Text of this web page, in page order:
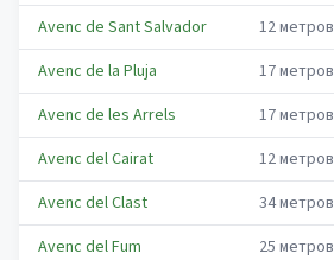
Avenc de Sant Salvador
12метров
Avenc de la Pluja
17метров
Avenc de les Arrels
17метров
Avenc del Cairat
12метров
Avenc del Clast
34метров
Avenc del Fum
25 метров